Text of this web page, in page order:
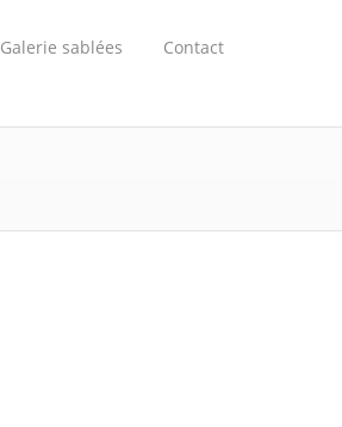
Galerie sablées Contact